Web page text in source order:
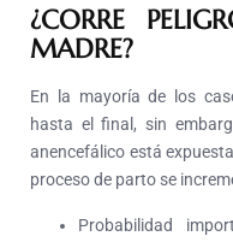
¿CORRE
MADRE?
En la mayoría de los
hasta el final, sin
anencefálico está
proceso de parto se
Probabilidad